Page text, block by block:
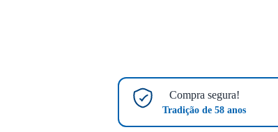
Compra segura!
Tradição de 58 anos